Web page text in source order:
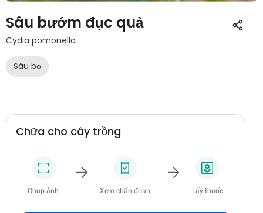
Sâu bướm đục quả
Cydia pomonella
Sâu bọ
Chữa cho cây trồng
Chụp ảnh Xem chẩn đoán Lấy thuốc